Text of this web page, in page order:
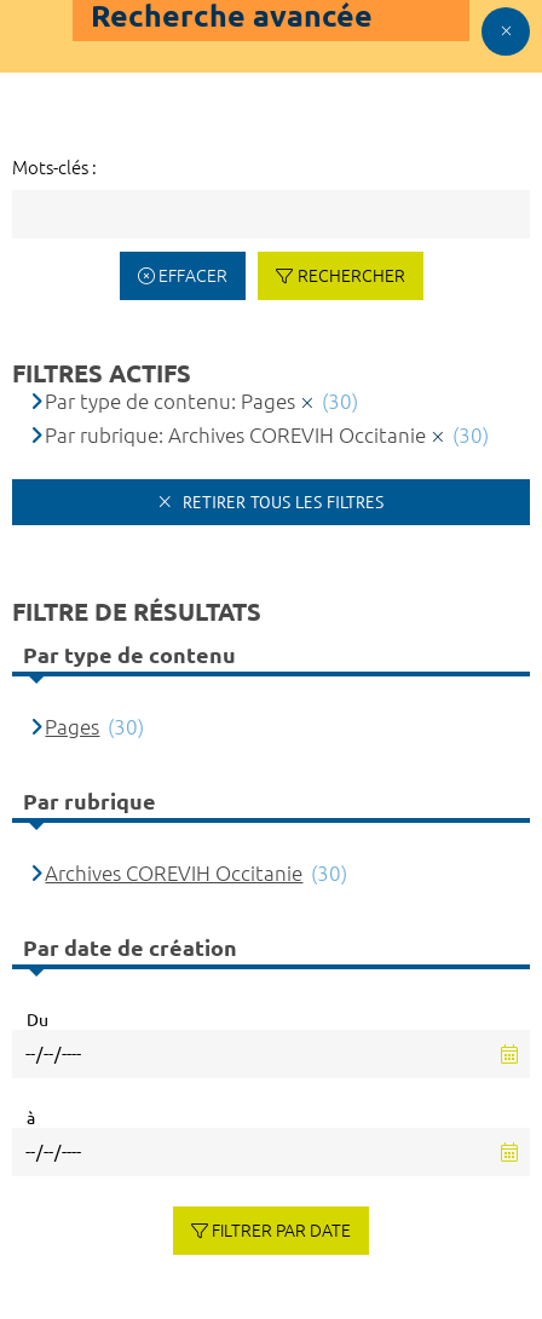
Recherche avancée
Mots-clés :
EFFACER RECHERCHER
FILTRES ACTIFS
Par type de contenu: Pages
(30)
Par rubrique: Archives COREVIH Occitanie
(30)
RETIRER TOUS LES FILTRES
FILTRE DE RÉSULTATS
Par type de contenu
Pages (30)
Par rubrique
Archives COREVIH Occitanie (30)
Par date de création
Du
à
FILTRER PAR DATE